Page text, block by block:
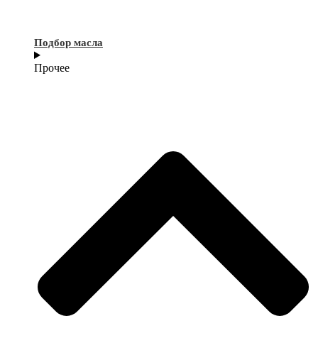
Подбор масла
Прочее